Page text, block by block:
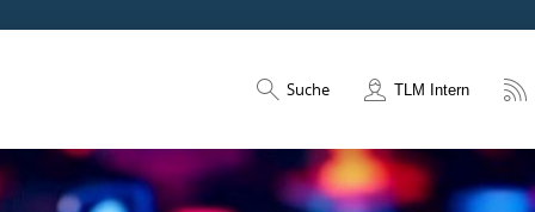
Suche TLM Intern